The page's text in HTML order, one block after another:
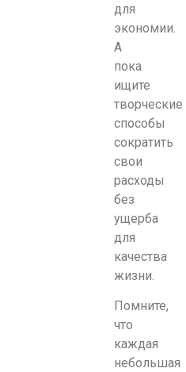
для
экономии.
А
пока
ищите
творческие
способы
сократить
свои
расходы
без
ущерба
для
качества
жизни.
Помните,
что
каждая
небольшая